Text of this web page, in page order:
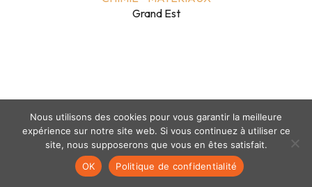
Grand Est
Mentions légales- politique de confidentialité- © coclico 2026
Nous utilisons des cookies pour vous garantir la meilleure
expérience sur notre site web. Si vous continuez à utiliser ce
site, nous supposerons que vous en êtes satisfait.
OK
Politique de confidentialité